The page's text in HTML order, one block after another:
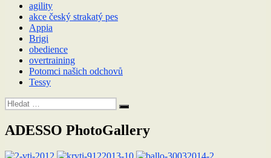
agility
akce český strakatý pes
Appia
Brigi
obedience
overtraining
Potomci našich odchovů
Tessy
Hledat:
Hledání
ADESSO PhotoGallery